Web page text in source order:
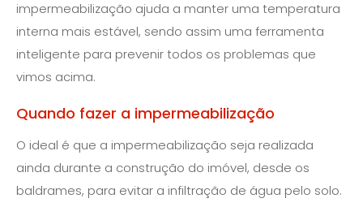
impermeabilização ajuda a manter uma temperatura
interna mais estável, sendo assim uma ferramenta
inteligente para prevenir todos os problemas que
vimos acima.
Quando fazer a impermeabilização
O ideal é que a impermeabilização seja realizada
ainda durante a construção do imóvel, desde os
baldrames, para evitar a infiltração de água pelo solo.